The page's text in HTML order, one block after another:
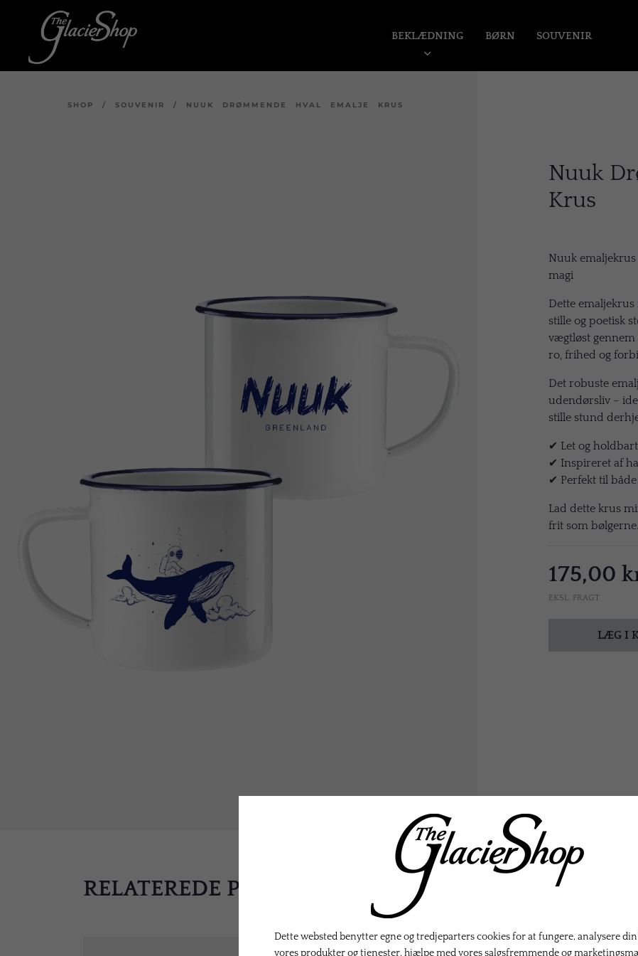
BEKLÆDNING BØRN SOUVENIR
SHOP / SOUVENIR / NUUK DRØMMENDE HVAL EMALJE KRUS
Nuuk
Krus
Nuuk
magi
Dette
stille og poetisk
vægtløst
ro, frihed og
Det robuste
udendørsliv –
stille stund
✔ Let og
✔ Inspireret af
✔ Perfekt til
Lad dette krus
frit som bølgerne.
175,00
EKSL. FRAGT
LÆG I
RELATEREDE PRODUKTER
Dette websted benytter egne og tredjeparters cookies for at fungere, analysere
vores produkter og tjenester, hjælpe med vores salgsfremmende og